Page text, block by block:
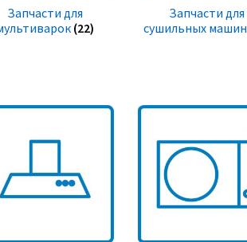
Запчасти для
(22)
Запчасти для
сушильных машин